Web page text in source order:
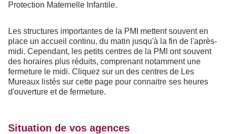
Protection Maternelle Infantile.
Les structures importantes de la PMI mettent souvent en
place un accueil continu, du matin jusqu'à la fin de l'après-
midi. Cependant, les petits centres de la PMI ont souvent
des horaires plus réduits, comprenant notamment une
fermeture le midi. Cliquez sur un des centres de Les
Mureaux listés sur cette page pour connaitre ses heures
d'ouverture et de fermeture.
Situation de vos agences